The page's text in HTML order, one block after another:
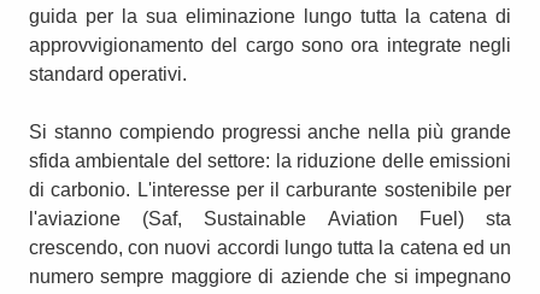
guida per la sua eliminazione lungo tutta la catena di
approvvigionamento del cargo sono ora integrate negli
standard operativi.
Si stanno compiendo progressi anche nella più grande
sfida ambientale del settore: la riduzione delle emissioni
di carbonio. L'interesse per il carburante sostenibile per
l'aviazione (Saf, Sustainable Aviation Fuel) sta
crescendo, con nuovi accordi lungo tutta la catena ed un
numero sempre maggiore di aziende che si impegnano